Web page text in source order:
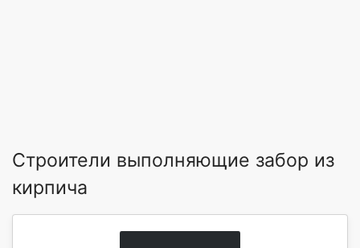
Строители выполняющие забор из
кирпича